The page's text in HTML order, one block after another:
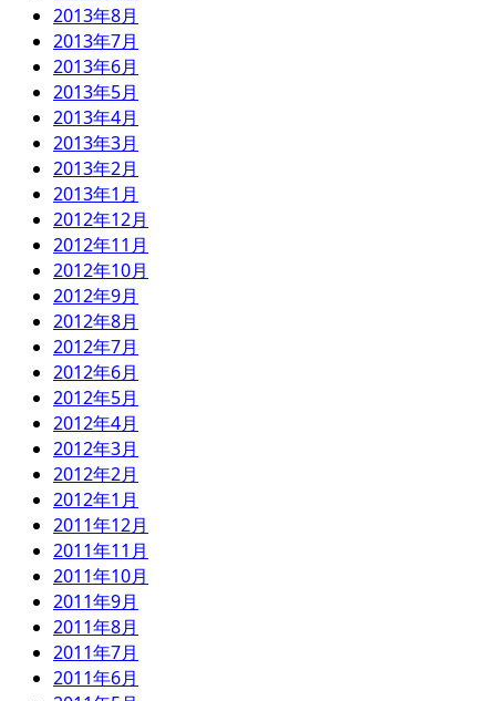
2013年8月
2013年7月
2013年6月
2013年5月
2013年4月
2013年3月
2013年2月
2013年1月
2012年12月
2012年11月
2012年10月
2012年9月
2012年8月
2012年7月
2012年6月
2012年5月
2012年4月
2012年3月
2012年2月
2012年1月
2011年12月
2011年11月
2011年10月
2011年9月
2011年8月
2011年7月
2011年6月